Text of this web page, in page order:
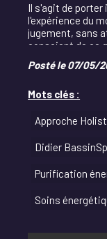
Il s'agit de
l'expérience du
jugement, sans
conscient de ce
Posté le 07/05/
Mots clés :
Approche
Didier
Purification
Soins